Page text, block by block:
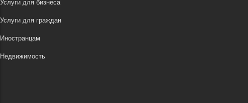
Услуги для бизнеса
Услуги для граждан
Иностранцам
Недвижимость